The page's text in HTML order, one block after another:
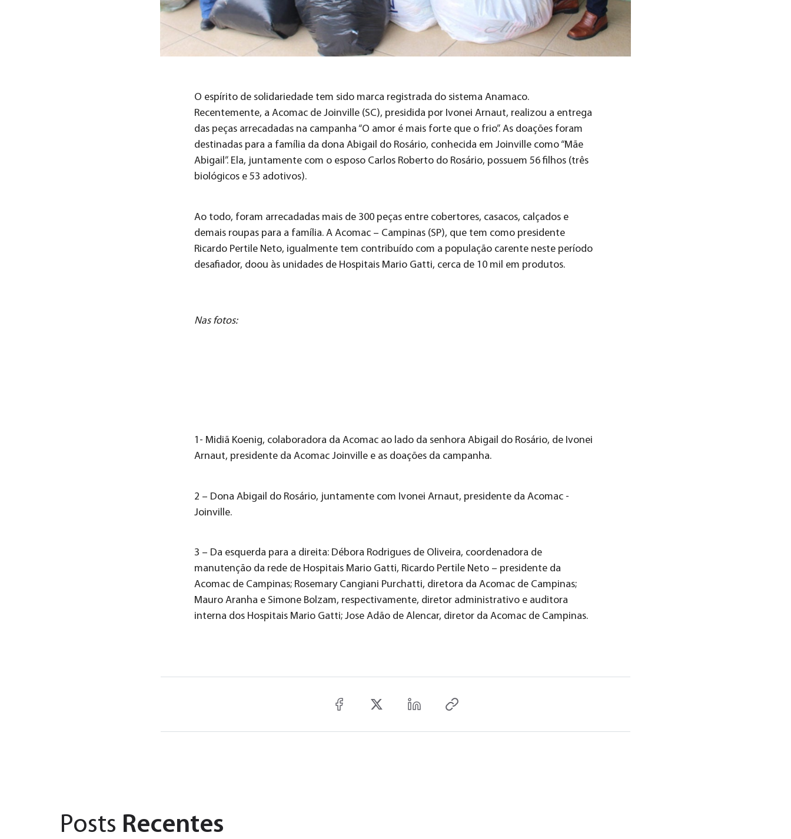
O espírito de solidariedade tem sido marca registrada do sistema Anamaco.
Recentemente, a Acomac de Joinville (SC), presidida por Ivonei Arnaut, realizou a entrega
das peças arrecadadas na campanha “O amor é mais forte que o frio”. As doações foram
destinadas para a família da dona Abigail do Rosário, conhecida em Joinville como “Mãe
Abigail”. Ela, juntamente com o esposo Carlos Roberto do Rosário, possuem 56 filhos (três
biológicos e 53 adotivos).
Ao todo, foram arrecadadas mais de 300 peças entre cobertores, casacos, calçados e
demais roupas para a família. A Acomac – Campinas (SP), que tem como presidente
Ricardo Pertile Neto, igualmente tem contribuído com a população carente neste período
desafiador, doou às unidades de Hospitais Mario Gatti, cerca de 10 mil em produtos.
Nas fotos:
1- Midiã Koenig, colaboradora da Acomac ao lado da senhora Abigail do Rosário, de Ivonei
Arnaut, presidente da Acomac Joinville e as doações da campanha.
2 – Dona Abigail do Rosário, juntamente com Ivonei Arnaut, presidente da Acomac -
Joinville.
3 – Da esquerda para a direita: Débora Rodrigues de Oliveira, coordenadora de
manutenção da rede de Hospitais Mario Gatti, Ricardo Pertile Neto – presidente da
Acomac de Campinas; Rosemary Cangiani Purchatti, diretora da Acomac de Campinas;
Mauro Aranha e Simone Bolzam, respectivamente, diretor administrativo e auditora
interna dos Hospitais Mario Gatti; Jose Adão de Alencar, diretor da Acomac de Campinas.
Posts Recentes